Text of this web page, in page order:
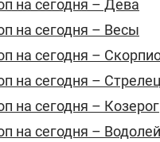
на сегодня – Дева
на сегодня – Весы
на сегодня –
на сегодня – Стрелец
на сегодня – Козерог
на сегодня – Водолей